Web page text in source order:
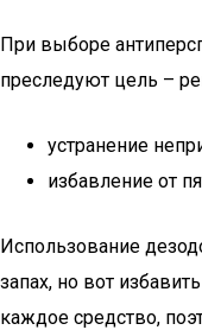
При выборе
преследуют цель –
устранение
избавление от
Использование
запах, но вот
каждое средство,